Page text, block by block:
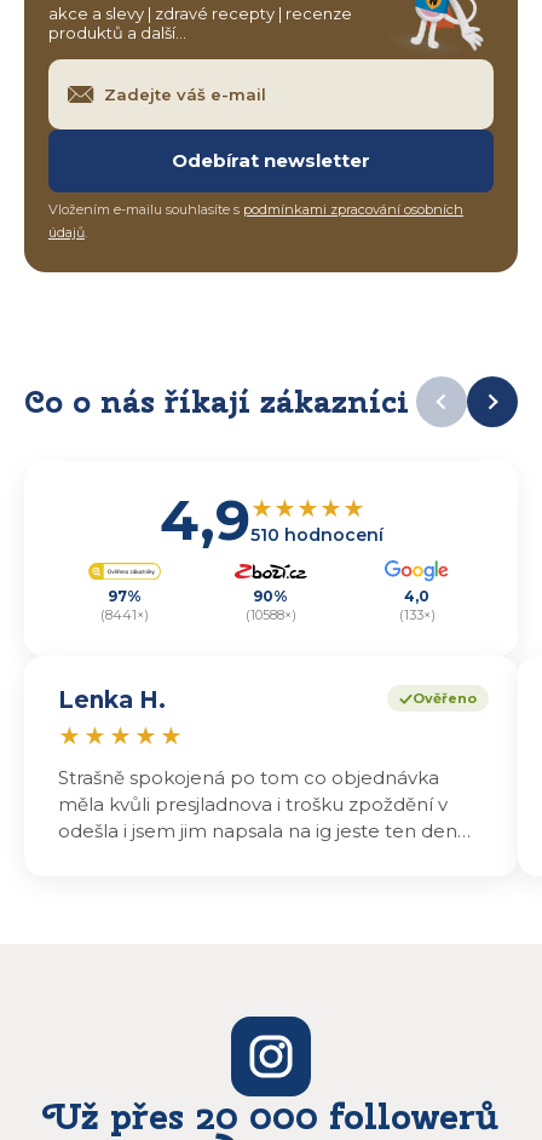
akce a slevy | zdravé recepty | recenze
produktů a další…
Odebírat newsletter
Vložením e-mailu souhlasíte s podmínkami zpracování osobních
údajů.
Co o nás říkají zákazníci
4,9★★★★★
510 hodnocení
97%
(8441×)
90%
(10588×)
4,0
(133×)
Ověřeno
Lenka H.
★ ★ ★ ★ ★
Strašně spokojená po tom co objednávka
měla kvůli presjladnova i trošku zpoždění v
odešla i jsem jim napsala na ig jeste ten den
Už přes 20 000 followerů